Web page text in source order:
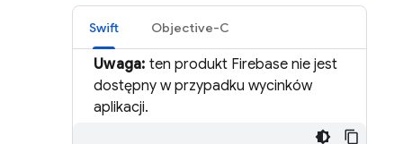
Swift Objective-C
Uwaga: ten produkt Firebase nie jest
dostępny w przypadku wycinków
aplikacji.